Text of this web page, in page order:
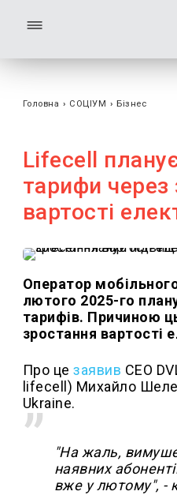
Головна › СОЦІУМ › Бізнес
Lifecell
тарифи через
вартості
Оператор
лютого 2025-го
тарифів. Причиною
зростання вартості
Про цезаявив CEO
lifecell) Михайло
Ukraine.
"На жаль,
наявних
вже у лютому", -